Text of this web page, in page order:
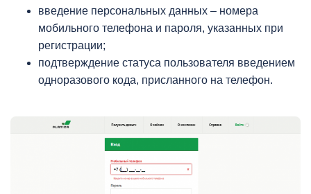
введение персональных данных – номера
мобильного телефона и пароля, указанных при
регистрации;
подтверждение статуса пользователя введением
одноразового кода, присланного на телефон.